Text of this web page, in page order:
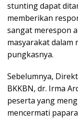
stunting dapat
memberikan
sangat merespon
masyarakat dalam
pungkasnya.
Sebelumnya,
BKKBN, dr. Irma
peserta yang
mencermati